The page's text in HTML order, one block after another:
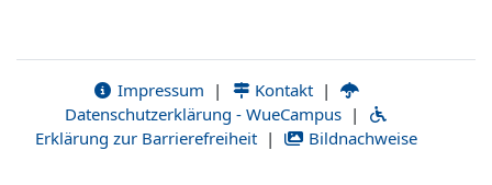
Impressum | Kontakt |
Datenschutzerklärung - WueCampus |
Erklärung zur Barrierefreiheit | Bildnachweise